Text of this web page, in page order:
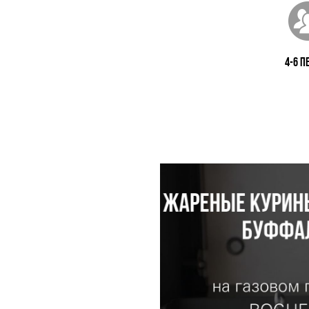
4-6